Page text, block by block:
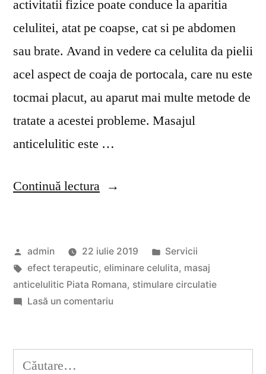
activitatii fizice poate conduce la aparitia
celulitei, atat pe coapse, cat si pe abdomen
sau brate. Avand in vedere ca celulita da pielii
acel aspect de coaja de portocala, care nu este
tocmai placut, au aparut mai multe metode de
tratate a acestei probleme. Masajul
anticelulitic este …
Continuă lectura„Ce
masajul
anticelulitic
din
Romana
Publicat
de
admin 22 iulie 2019
Publicat
în
Servicii
Etichete:
efect terapeutic, eliminare celulita, masaj
anticelulitic Piata Romana, stimulare circulatie
Lasă un comentariula
are
Caută